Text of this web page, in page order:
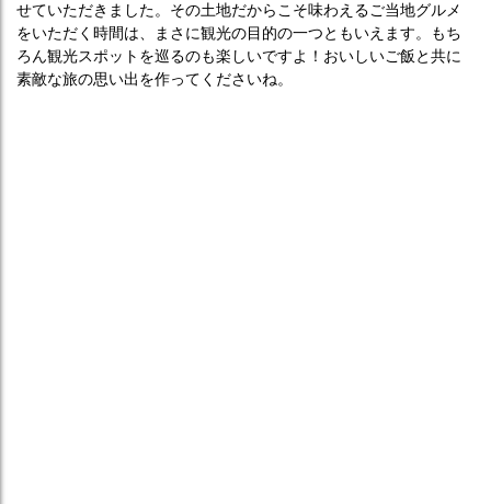
せていただきました。その土地だからこそ味わえるご当地グルメ
をいただく時間は、まさに観光の目的の一つともいえます。もち
ろん観光スポットを巡るのも楽しいですよ！おいしいご飯と共に
素敵な旅の思い出を作ってくださいね。